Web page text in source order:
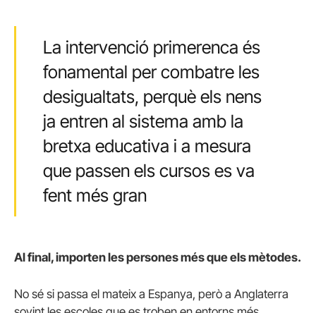
La intervenció primerenca és
fonamental per combatre les
desigualtats, perquè els nens
ja entren al sistema amb la
bretxa educativa i a mesura
que passen els cursos es va
fent més gran
Al final, importen les persones més que els mètodes.
No sé si passa el mateix a Espanya, però a Anglaterra